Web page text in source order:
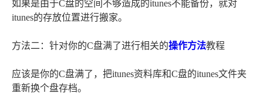
如果是由于C盘的空间不够造成的itunes不能备份，就对
itunes的存放位置进行搬家。
方法二：针对你的C盘满了进行相关的操作方法教程
应该是你的C盘满了，把itunes资料库和C盘的itunes文件夹
重新换个盘存档。